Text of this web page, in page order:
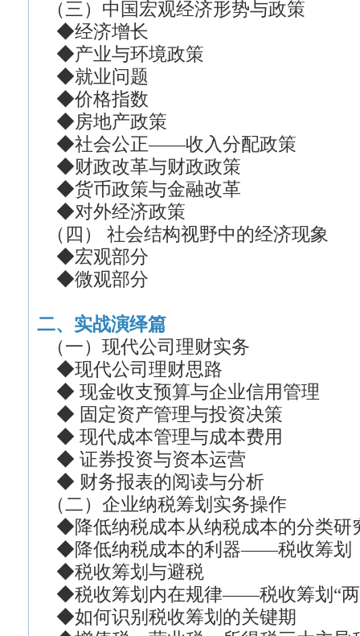
（三）中国宏观经济形势与政策
◆经济增长
◆产业与环境政策
◆就业问题
◆价格指数
◆房地产政策
◆社会公正——收入分配政策
◆财政改革与财政政策
◆货币政策与金融改革
◆对外经济政策
（四） 社会结构视野中的经济现象
◆宏观部分
◆微观部分
二、实战演绎篇
（一）现代公司理财实务
◆现代公司理财思路
◆ 现金收支预算与企业信用管理
◆ 固定资产管理与投资决策
◆ 现代成本管理与成本费用
◆ 证券投资与资本运营
◆ 财务报表的阅读与分析
（二）企业纳税筹划实务操作
◆降低纳税成本从纳税成本的分类研
◆降低纳税成本的利器——税收筹划
◆税收筹划与避税
◆税收筹划内在规律——税收筹划“两
◆如何识别税收筹划的关键期